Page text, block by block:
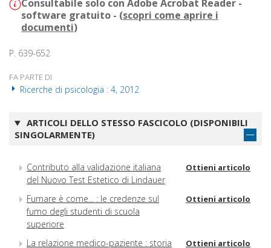
Consultabile solo con Adobe Acrobat Reader -
software gratuito - (scopri come aprire i
documenti)
P. 639-652
FA PARTE DI
Ricerche di psicologia : 4, 2012
ARTICOLI DELLO STESSO FASCICOLO (DISPONIBILI
SINGOLARMENTE)
Contributo alla validazione italiana
del Nuovo Test Estetico di Lindauer
Ottieni articolo
Fumare è come... : le credenze sul
fumo degli studenti di scuola
superiore
Ottieni articolo
La relazione medico-paziente : storia
Ottieni articolo